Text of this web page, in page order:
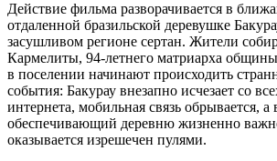
Действие фильма разворачивается в
отдаленной бразильской деревушке
засушливом регионе сертан. Жители
Кармелиты, 94-летнего матриарха
в поселении начинают происходить
события: Бакурау внезапно исчезает со
интернета, мобильная связь обрывается, а
обеспечивающий деревню жизненно
оказывается изрешечен пулями.